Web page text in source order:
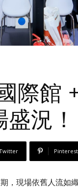
際館
盛況！
Pinterest
現場依舊人流如